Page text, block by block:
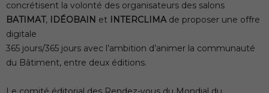
concrétisent la volonté des organisateurs des salons
BATIMAT, IDÉOBAIN et INTERCLIMA de proposer une offre
digitale
365 jours/365 jours avec l’ambition d’animer la communauté
du Bâtiment, entre deux éditions.